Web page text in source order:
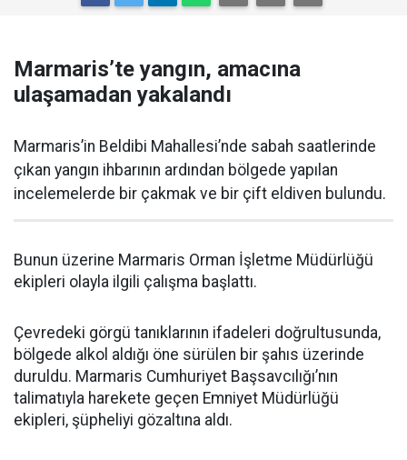
Marmaris’te yangın, amacına
ulaşamadan yakalandı
Marmaris’in Beldibi Mahallesi’nde sabah saatlerinde
çıkan yangın ihbarının ardından bölgede yapılan
incelemelerde bir çakmak ve bir çift eldiven bulundu.
Bunun üzerine Marmaris Orman İşletme Müdürlüğü
ekipleri olayla ilgili çalışma başlattı.
Çevredeki görgü tanıklarının ifadeleri doğrultusunda,
bölgede alkol aldığı öne sürülen bir şahıs üzerinde
duruldu. Marmaris Cumhuriyet Başsavcılığı’nın
talimatıyla harekete geçen Emniyet Müdürlüğü
ekipleri, şüpheliyi gözaltına aldı.